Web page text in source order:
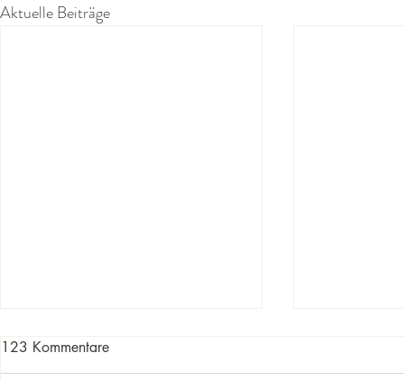
Aktuelle Beiträge
123 Kommentare